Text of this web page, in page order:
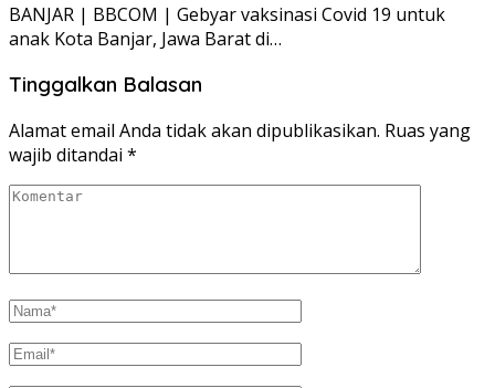
BANJAR | BBCOM | Gebyar vaksinasi Covid 19 untuk
anak Kota Banjar, Jawa Barat di…
Tinggalkan Balasan
Alamat email Anda tidak akan dipublikasikan. Ruas yang
wajib ditandai *